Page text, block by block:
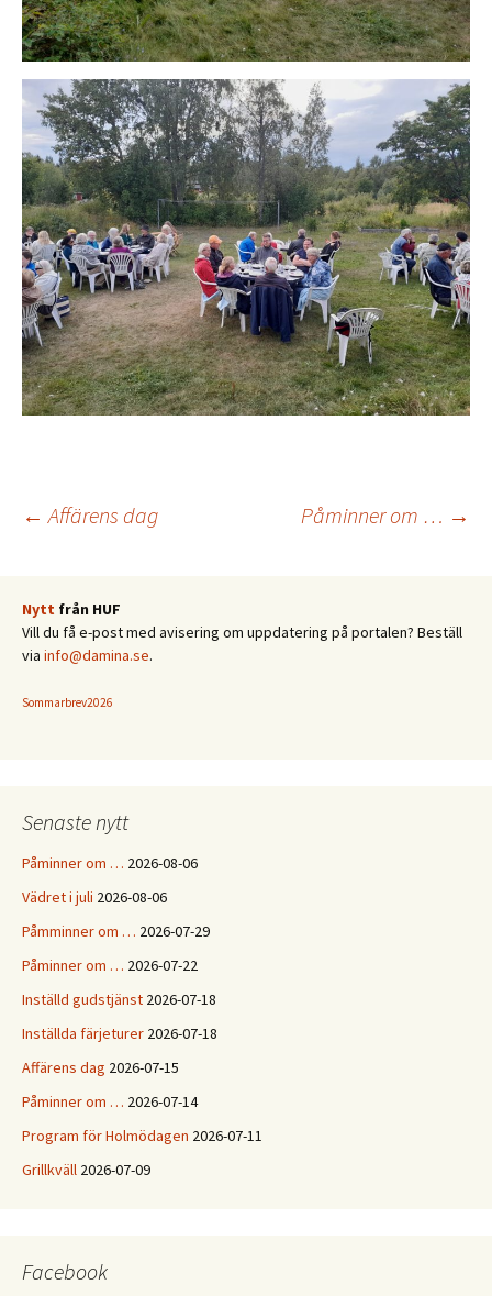
Inläggsnavigering
← Affärens dag Påminner om … →
Nytt från HUF
Vill du få e-post med avisering om uppdatering på portalen? Beställ
via info@damina.se.
Sommarbrev2026
Senaste nytt
Påminner om … 2026-08-06
Vädret i juli 2026-08-06
Påmminner om … 2026-07-29
Påminner om … 2026-07-22
Inställd gudstjänst 2026-07-18
Inställda färjeturer 2026-07-18
Affärens dag 2026-07-15
Påminner om … 2026-07-14
Program för Holmödagen 2026-07-11
Grillkväll 2026-07-09
Facebook